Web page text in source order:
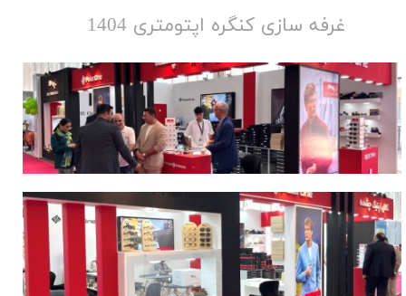
غرفه سازی کنگره اپتومتری 1404